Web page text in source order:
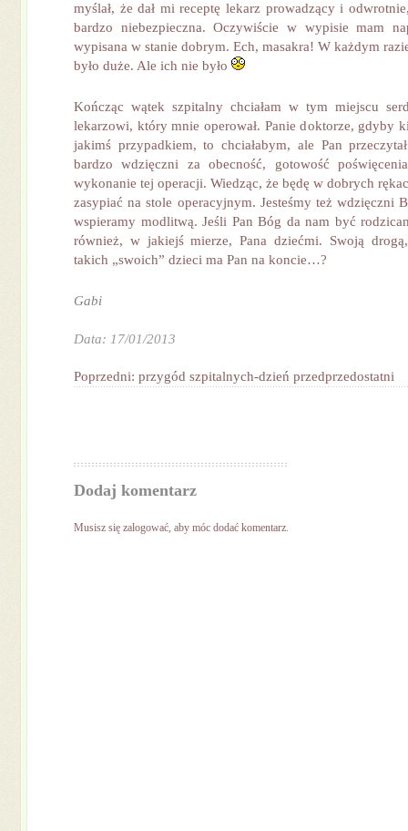
myślał, że dał mi receptę lekarz prowadzący i
bardzo niebezpieczna. Oczywiście w wypisie mam
wypisana w stanie dobrym. Ech, masakra! W każdym
było duże. Ale ich nie było
Kończąc wątek szpitalny chciałam w tym miejscu
lekarzowi, który mnie operował. Panie doktorze, gdyby
jakimś przypadkiem, to chciałabym, ale Pan
bardzo wdzięczni za obecność, gotowość
wykonanie tej operacji. Wiedząc, że będę w dobrych
zasypiać na stole operacyjnym. Jesteśmy też wdzięczni
wspieramy modlitwą. Jeśli Pan Bóg da nam być
również, w jakiejś mierze, Pana dziećmi. Swoją
takich „swoich” dzieci ma Pan na koncie…?
Gabi
Data: 17/01/2013
Poprzedni: przygód szpitalnych-dzień przedprzedostatni
Dodaj komentarz
Musisz się zalogować, aby móc dodać komentarz.